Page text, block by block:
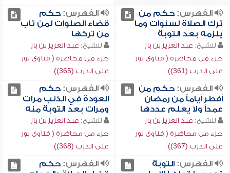
الفهرس:حكم من
ترك الصلاة لسنوات وما
يلزمه بعد التوبة
للشيخ: عبد العزيز بن باز
جزء من محاضرة ( فتاوى نور
على الدرب (361))
الفهرس:حكم
قضاء الصلوات لمن تاب
من تركها
للشيخ: عبد العزيز بن باز
جزء من محاضرة ( فتاوى نور
على الدرب (365))
الفهرس:حكم من
أفطر أياماً من رمضان
عمداً ولا يعلم عددها
للشيخ: عبد العزيز بن باز
جزء من محاضرة ( فتاوى نور
على الدرب (367))
الفهرس:حكم
العودة في الذنب مرات
ومرات بعد التوبة منه
للشيخ: عبد العزيز بن باز
جزء من محاضرة ( فتاوى نور
على الدرب (368))
الفهرس:التوبة
الفهرس:حكم